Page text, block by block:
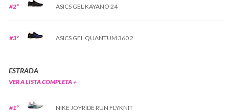
#2º ASICS GEL KAYANO 24
#3º ASICS GEL QUANTUM 360 2
ESTRADA
VER A LISTA COMPLETA +
#1º NIKE JOYRIDE RUN FLYKNIT